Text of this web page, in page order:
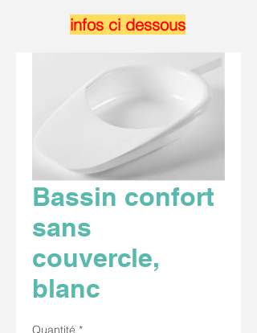
infos ci dessous
Bassin confort
sans
couvercle,
blanc
Quantité *